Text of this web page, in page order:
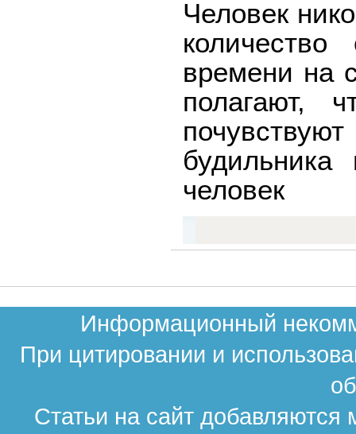
Человек
времени на
полагают,
человек
Информационный
При цитировании и
Статьи на сайт